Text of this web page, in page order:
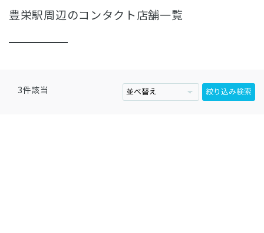
豊栄駅周辺のコンタクト店舗一覧
3件該当 絞り込み検索